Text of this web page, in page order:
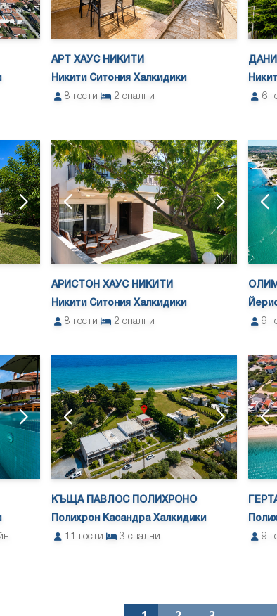
АРТ ХАУС НИКИТИ
Никити Ситония Халкидики
8 гости 2 спални
6
АРИСТОН ХАУС НИКИТИ
Никити Ситония Халкидики
8 гости 2 спални
9
КЪЩА ПАВЛОС ПОЛИХРОНО
Полихрон Касандра Халкидики
гости 3 спални
9